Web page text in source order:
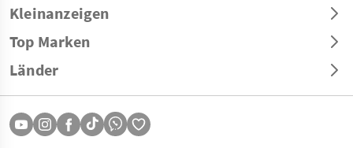
Kleinanzeigen
Top Marken
Länder